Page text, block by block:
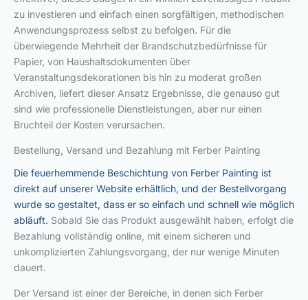
zu investieren und einfach einen sorgfältigen, methodischen
Anwendungsprozess selbst zu befolgen. Für die
überwiegende Mehrheit der Brandschutzbedürfnisse für
Papier, von Haushaltsdokumenten über
Veranstaltungsdekorationen bis hin zu moderat großen
Archiven, liefert dieser Ansatz Ergebnisse, die genauso gut
sind wie professionelle Dienstleistungen, aber nur einen
Bruchteil der Kosten verursachen.
Bestellung, Versand und Bezahlung mit Ferber Painting
Die feuerhemmende Beschichtung von Ferber Painting ist
direkt auf unserer Website erhältlich, und der Bestellvorgang
wurde so gestaltet, dass er so einfach und schnell wie möglich
abläuft. Sobald Sie das Produkt ausgewählt haben, erfolgt die
Bezahlung vollständig online, mit einem sicheren und
unkomplizierten Zahlungsvorgang, der nur wenige Minuten
dauert.
Der Versand ist einer der Bereiche, in denen sich Ferber